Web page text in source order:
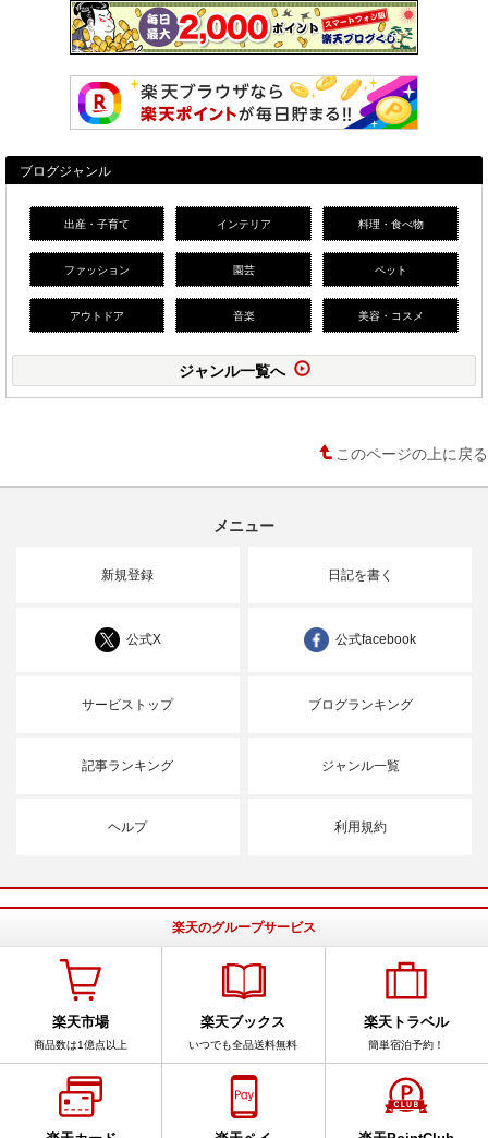
ブログジャンル
出産・子育て インテリア 料理・食べ物
ファッション 園芸 ペット
アウトドア 音楽 美容・コスメ
ジャンル一覧へ
このページの上に戻る
メニュー
新規登録 日記を書く
公式X 公式facebook
サービストップ ブログランキング
記事ランキング ジャンル一覧
ヘルプ 利用規約
楽天のグループサービス
楽天市場
商品数は1億点以上
楽天ブックス
いつでも全品送料無料
楽天トラベル
簡単宿泊予約！